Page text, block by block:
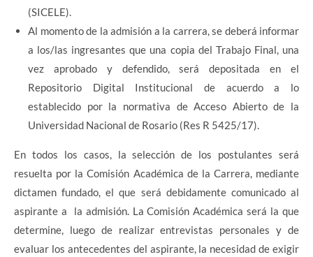
(SICELE).
Al momento de la admisión a la carrera, se deberá informar
a los/las ingresantes que una copia del Trabajo Final, una
vez aprobado y defendido, será depositada en el
Repositorio Digital Institucional de acuerdo a lo
establecido por la normativa de Acceso Abierto de la
Universidad Nacional de Rosario (Res R 5425/17).
En todos los casos, la selección de los postulantes será
resuelta por la Comisión Académica de la Carrera, mediante
dictamen fundado, el que será debidamente comunicado al
aspirante a la admisión. La Comisión Académica será la que
determine, luego de realizar entrevistas personales y de
evaluar los antecedentes del aspirante, la necesidad de exigir